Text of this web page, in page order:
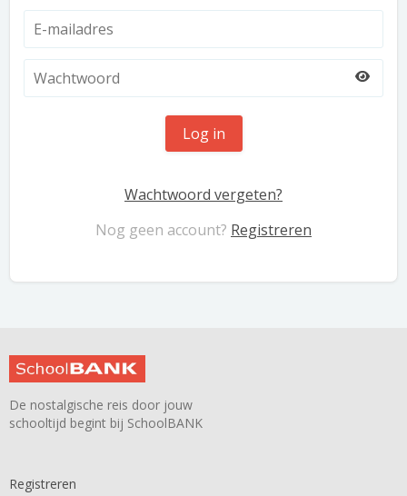
Log in
Wachtwoord vergeten?
Nog geen account? Registreren
De nostalgische reis door jouw
schooltijd begint bij SchoolBANK
Registreren